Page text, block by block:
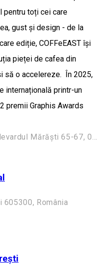
pentru toți cei care
gust și design - de la
ediție, COFFeEAST își
pieței de cafea din
să o accelereze. În 2025,
internațională printr-un
premii Graphis Awards
Romexpo, Pavilion Central, Bulevardul Mărăști 65-67, 011465 București, România
605300, România